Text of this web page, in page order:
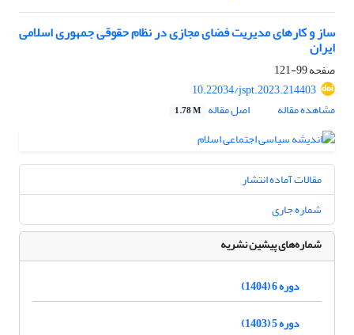
ساز و کارهای مدیریت فضای مجازی در نظام حقوقی جمهوری اسلامی
ایران
صفحه99-121
10.22034/jspt.2023.214403
مشاهده مقاله
اصل مقاله 1.78 M
مقالات آماده انتشار
شماره جاری
شماره‌های پیشین نشریه
دوره 6 (1404)
دوره 5 (1403)